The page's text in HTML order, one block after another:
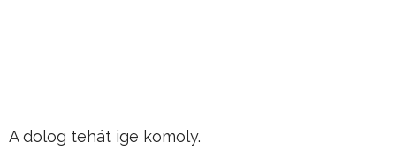
A dolog tehát ige komoly.